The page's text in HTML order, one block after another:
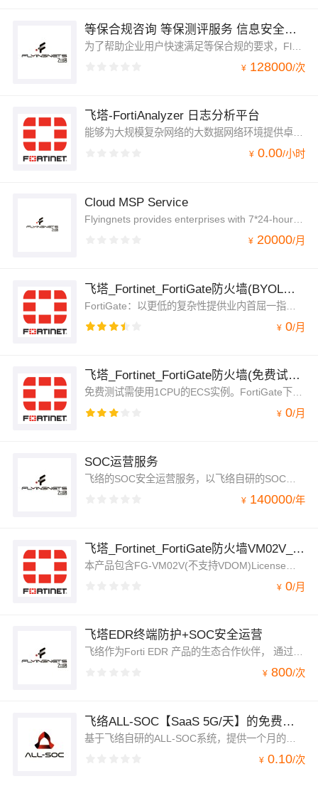
等保合规咨询 等保测评服务 信息安全等级保护 二级三级（全国）
¥ 128000/次
飞塔-FortiAnalyzer 日志分析平台
能够为大规模复杂网络的大数据网络环境提供卓越分析性能，专为大规模数据中心和高带宽部署而设计，通过部署超大规模数据整合和并行数据加速处理解决方案，为用户交付最先进的网络威胁防护能力。
¥ 0.00/小时
Cloud MSP Service
¥ 20000/月
飞塔_Fortinet_FortiGate防火墙(BYOL正式版)
¥ 0/月
飞塔_Fortinet_FortiGate防火墙(免费试用版)
免费测试需使用1CPU的ECS实例。FortiGate下一代防火墙产品采用了专用的安全处理芯片（ASIC）并集成了自有的FortiGuard实验室的威胁情报服务，提供业界领先的安全保护功能和包括加密流量在内的超高性能。FortiGate所提供的应用、用户和网络可视化大大降低了安全的复杂度，同时提供安全评级让客户能够遵从安全最佳实践。
¥ 0/月
SOC运营服务
¥ 140000/年
飞塔_Fortinet_FortiGate防火墙VM02V_一年
¥ 0/月
飞塔EDR终端防护+SOC安全运营
¥ 800/次
飞络ALL-SOC【SaaS 5G/天】的免费试用一个月
¥ 0.10/次